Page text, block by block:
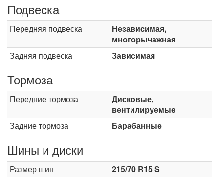
Подвеска
Передняя подвеска
Независимая,
многорычажная
Задняя подвеска
Зависимая
Тормоза
Передние тормоза
Дисковые,
вентилируемые
Задние тормоза
Барабанные
Шины и диски
Размер шин 215/70 R15 S